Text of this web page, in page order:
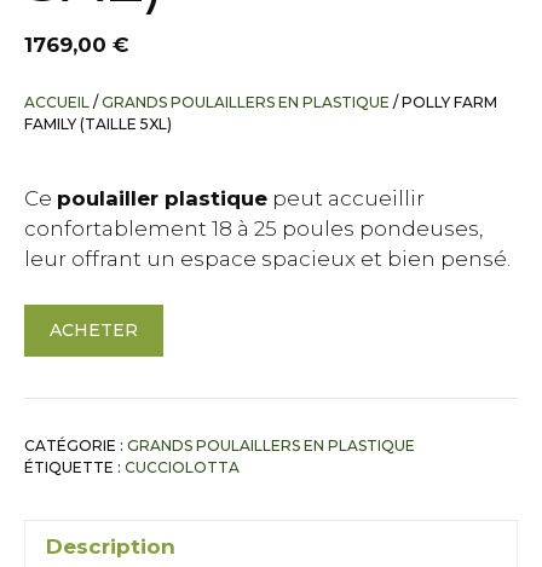
1769,00 €
ACCUEIL / GRANDS POULAILLERS EN PLASTIQUE / POLLY FARM
FAMILY (TAILLE 5XL)
Ce poulailler plastique peut accueillir
confortablement 18 à 25 poules pondeuses,
leur offrant un espace spacieux et bien pensé.
ACHETER
r
n
CATÉGORIE : GRANDS POULAILLERS EN PLASTIQUE
ÉTIQUETTE : CUCCIOLOTTA
Description